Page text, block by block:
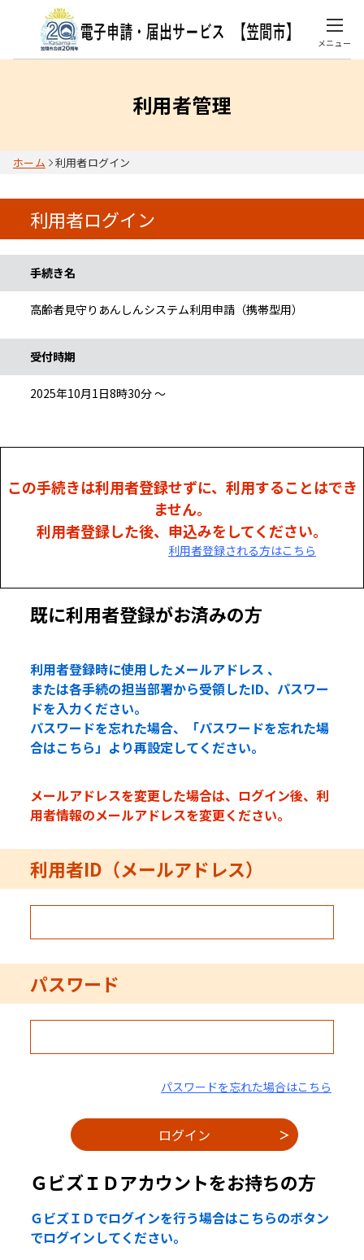
メニュー
利用者管理
ホーム 利用者ログイン
利用者ログイン
手続き名
高齢者見守りあんしんシステム利用申請（携帯型用）
受付時期
2025年10月1日8時30分 ～
この手続きは利用者登録せずに、利用することはでき
ません。
利用者登録した後、申込みをしてください。
利用者登録される方はこちら
既に利用者登録がお済みの方
利用者登録時に使用したメールアドレス 、
または各手続の担当部署から受領したID、パスワー
ドを入力ください。
パスワードを忘れた場合、「パスワードを忘れた場
合はこちら」より再設定してください。
メールアドレスを変更した場合は、ログイン後、利
用者情報のメールアドレスを変更ください。
利用者ID（メールアドレス）
パスワード
パスワードを忘れた場合はこちら
ＧビズＩＤアカウントをお持ちの方
ＧビズＩＤでログインを行う場合はこちらのボタン
でログインしてください。